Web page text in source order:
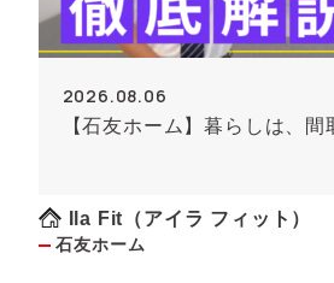
2026.08.06
【石友ホーム】暮らしは、間
Ila Fit（アイラ フィット）
石友ホーム